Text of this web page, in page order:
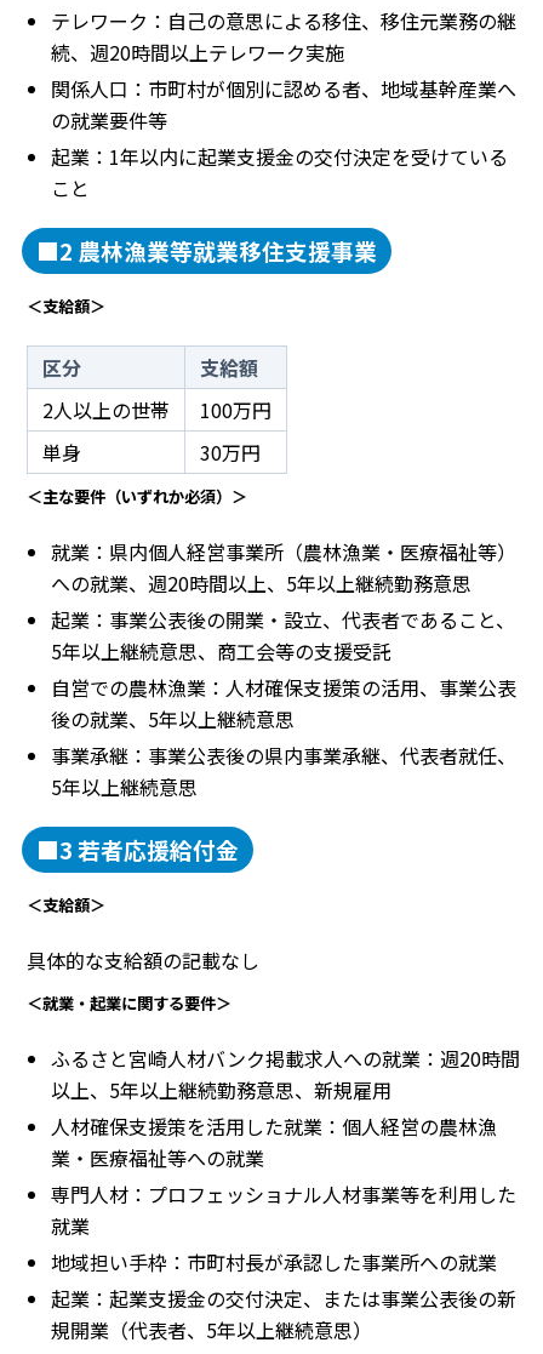
テレワーク：自己の意思による移住、移住元業務の継
続、週20時間以上テレワーク実施
関係人口：市町村が個別に認める者、地域基幹産業へ
の就業要件等
起業：1年以内に起業支援金の交付決定を受けている
こと
■2 農林漁業等就業移住支援事業
＜支給額＞
区分
支給額
2人以上の世帯
100万円
単身
30万円
＜主な要件（いずれか必須）＞
就業：県内個人経営事業所（農林漁業・医療福祉等）
への就業、週20時間以上、5年以上継続勤務意思
起業：事業公表後の開業・設立、代表者であること、
5年以上継続意思、商工会等の支援受託
自営での農林漁業：人材確保支援策の活用、事業公表
後の就業、5年以上継続意思
事業承継：事業公表後の県内事業承継、代表者就任、
5年以上継続意思
■3 若者応援給付金
＜支給額＞
具体的な支給額の記載なし
＜就業・起業に関する要件＞
ふるさと宮崎人材バンク掲載求人への就業：週20時間
以上、5年以上継続勤務意思、新規雇用
人材確保支援策を活用した就業：個人経営の農林漁
業・医療福祉等への就業
専門人材：プロフェッショナル人材事業等を利用した
就業
地域担い手枠：市町村長が承認した事業所への就業
起業：起業支援金の交付決定、または事業公表後の新
規開業（代表者、5年以上継続意思）